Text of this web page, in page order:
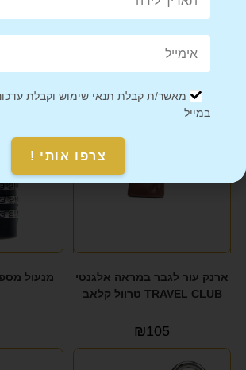
מוצרים קשורים
ארנק עור לגבר במראה אלגנטי
TRAVEL CLUB טרוול קלאב
₪105
מנעול
מאשר/ת קבלת תנאי שימוש וקבלת
במייל
צרפו אותי !